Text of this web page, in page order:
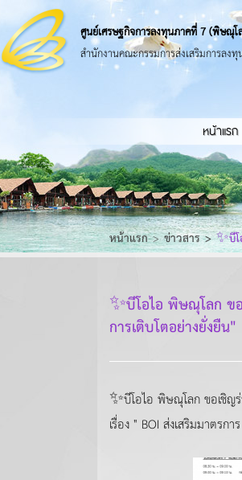
ศูนย์เศรษฐกิจการลงทุนภาคที่ 7 (พิษณุโ
สำนักงานคณะกรรมการส่งเสริมการลงทุ
หน้าแรก
หน้าแรก ข่าวสาร ✨บีโ
✨บีโอไอ พิษณุโลก ขอ
การเติบโตอย่างยั่งยืน"
✨บีโอไอ พิษณุโลก ขอเชิญ
เรื่อง " BOI ส่งเสริมมาตรก